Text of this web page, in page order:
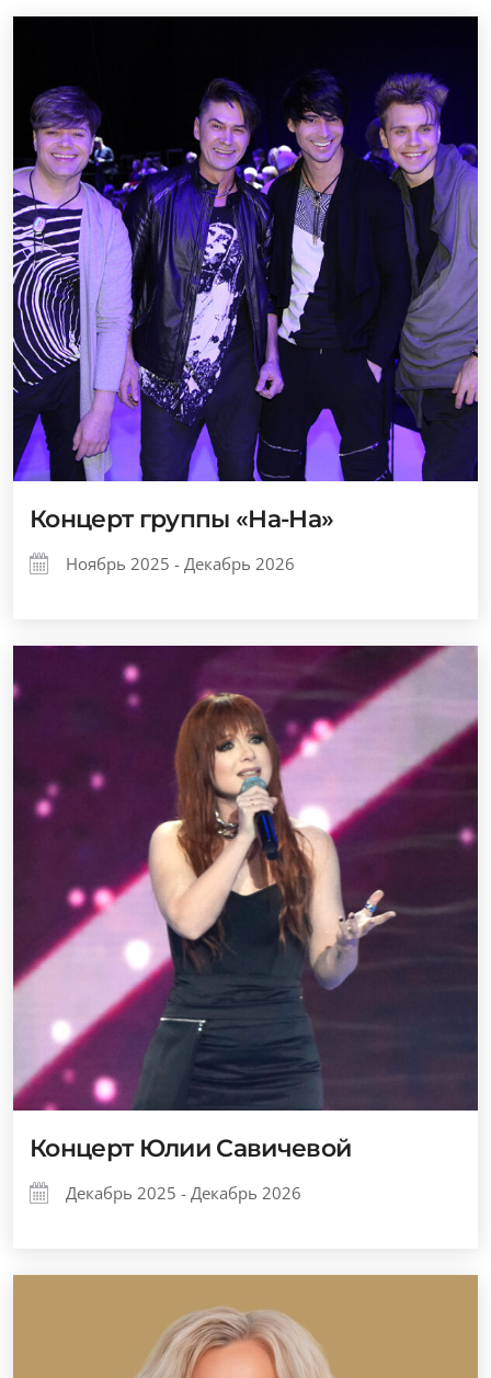
Концерт группы «На-На»
Ноябрь 2025 - Декабрь 2026
Концерт Юлии Савичевой
Декабрь 2025 - Декабрь 2026